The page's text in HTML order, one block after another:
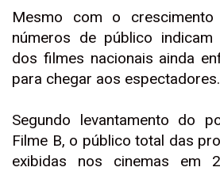
Mesmo com o
números de público
dos filmes nacionais ainda
para chegar aos espectadores.
Segundo levantamento do
Filme B, o público total das
exibidas nos cinemas em